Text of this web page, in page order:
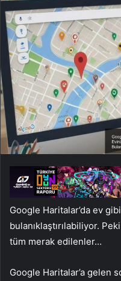
Google Haritalar’da ev
bulanıklaştırılabiliyor.
tüm merak edilenler…
Google Haritalar’a gelen